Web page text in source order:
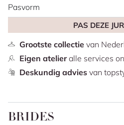
Op de rug loopt een rij knoopjes
terwijl de geschulpte sleep het
afmaakt. Deze jurk weet
moeiteloos met elkaar te
Pasvorm
PAS DEZE
Grootste collectievan
Eigen atelieralle services
Deskundig adviesvan
BRIDES